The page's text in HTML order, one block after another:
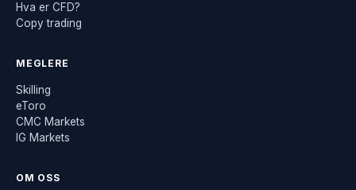
Hva er CFD?
Copy trading
MEGLERE
Skilling
eToro
CMC Markets
IG Markets
OM OSS